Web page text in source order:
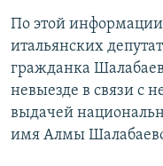
По этой
итальянских
гражданка
невыезде в связи с
выдачей
имя Алмы